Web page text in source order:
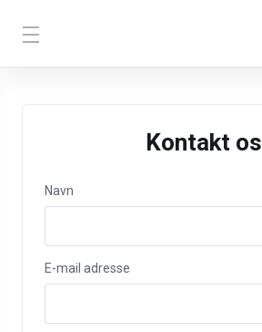
Kontakt os
Navn
E-mail adresse